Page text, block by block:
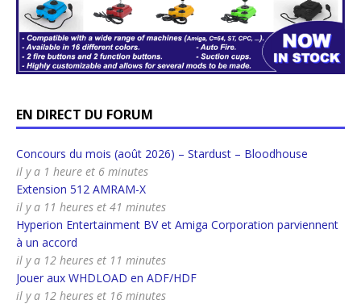
EN DIRECT DU FORUM
Concours du mois (août 2026) – Stardust – Bloodhouse
il y a 1 heure et 6 minutes
Extension 512 AMRAM-X
il y a 11 heures et 41 minutes
Hyperion Entertainment BV et Amiga Corporation parviennent
à un accord
il y a 12 heures et 11 minutes
Jouer aux WHDLOAD en ADF/HDF
il y a 12 heures et 16 minutes